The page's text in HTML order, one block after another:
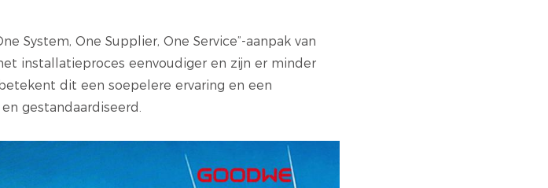
System, One Supplier, One Service”-aanpak van
installatieproces eenvoudiger en zijn er minder
dit een soepelere ervaring en een
gestandaardiseerd.